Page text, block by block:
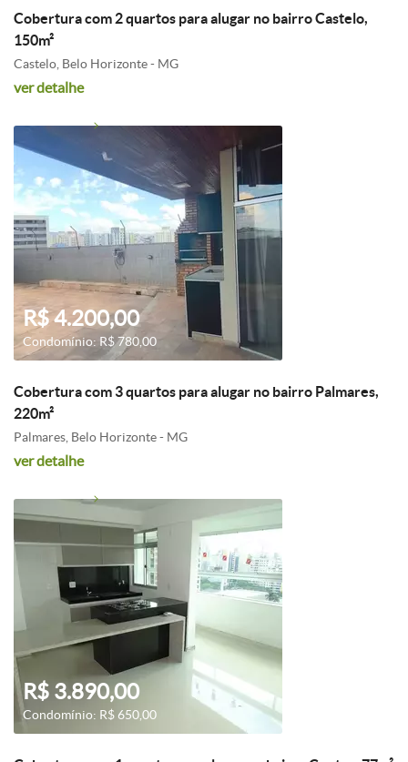
Cobertura com 2 quartos para alugar no bairro Castelo,
150m²
Castelo, Belo Horizonte - MG
ver detalhe
R$ 4.200,00
Condomínio: R$ 780,00
Cobertura com 3 quartos para alugar no bairro Palmares,
220m²
Palmares, Belo Horizonte - MG
ver detalhe
R$ 3.890,00
Condomínio: R$ 650,00